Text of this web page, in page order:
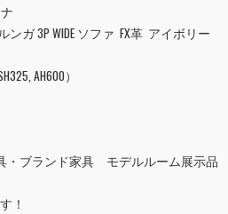
ンガ 3P WIDE ソファ FX革 アイボリー
AH600）
・ブランド家具 モデルルーム展示品
！